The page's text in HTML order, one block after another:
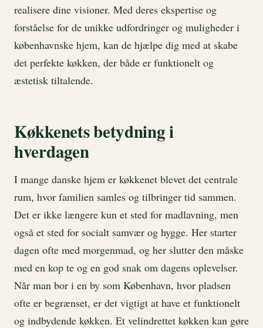
realisere dine visioner. Med deres ekspertise og
forståelse for de unikke udfordringer og muligheder i
københavnske hjem, kan de hjælpe dig med at skabe
det perfekte køkken, der både er funktionelt og
æstetisk tiltalende.
Køkkenets betydning i
hverdagen
I mange danske hjem er køkkenet blevet det centrale
rum, hvor familien samles og tilbringer tid sammen.
Det er ikke længere kun et sted for madlavning, men
også et sted for socialt samvær og hygge. Her starter
dagen ofte med morgenmad, og her slutter den måske
med en kop te og en god snak om dagens oplevelser.
Når man bor i en by som København, hvor pladsen
ofte er begrænset, er det vigtigt at have et funktionelt
og indbydende køkken. Et velindrettet køkken kan gøre